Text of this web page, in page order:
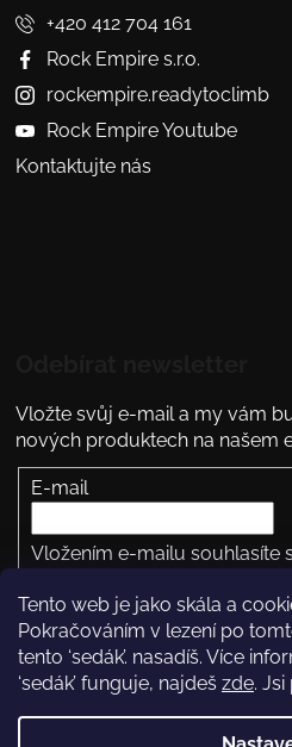
Tento web je jako skála a
Pokračováním v lezení po
tento ‘sedák’. nasadíš. Více
‘sedák’ funguje, najdeš zde.
+420 412 704 161
Rock Empire s.r.o.
rockempire.readytoclimb
Rock Empire Youtube
Kontaktujte nás
Vložte svůj e-mail a my vám
nových produktech na našem
E-mail
Vložením e-mailu souhlasíte s
PŘIHLÁSIT SE